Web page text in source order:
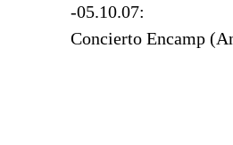
-05.10.07:
Concierto Encamp